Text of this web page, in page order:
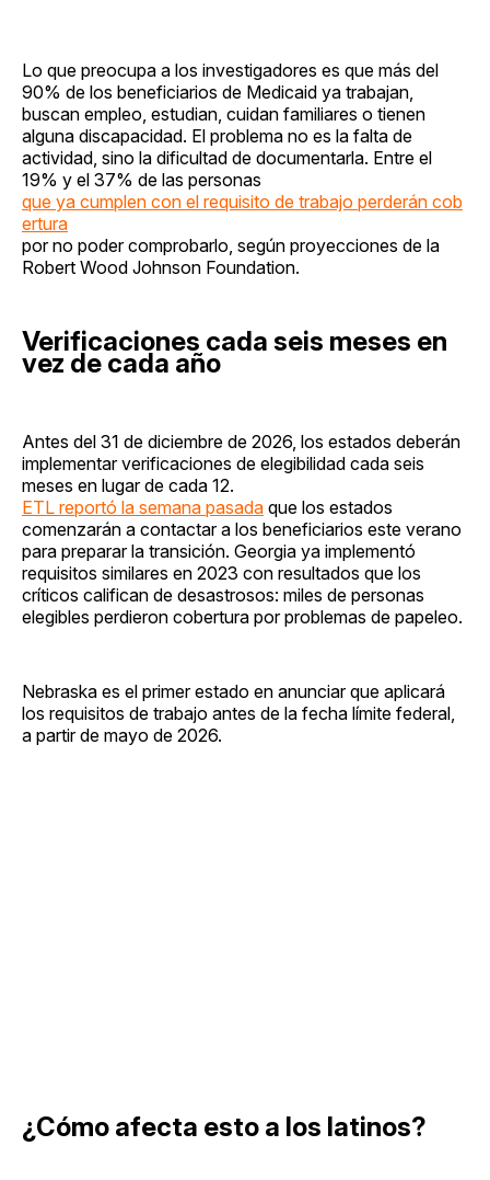
Lo que preocupa a los investigadores es que más del
90% de los beneficiarios de Medicaid ya trabajan,
buscan empleo, estudian, cuidan familiares o tienen
alguna discapacidad. El problema no es la falta de
actividad, sino la dificultad de documentarla. Entre el
19% y el 37% de las personas
que ya cumplen con el requisito de trabajo perderán cob
ertura
por no poder comprobarlo, según proyecciones de la
Robert Wood Johnson Foundation.
Verificaciones cada seis meses en
vez de cada año
Antes del 31 de diciembre de 2026, los estados deberán
implementar verificaciones de elegibilidad cada seis
meses en lugar de cada 12.
ETL reportó la semana pasada que los estados
comenzarán a contactar a los beneficiarios este verano
para preparar la transición. Georgia ya implementó
requisitos similares en 2023 con resultados que los
críticos califican de desastrosos: miles de personas
elegibles perdieron cobertura por problemas de papeleo.
Nebraska es el primer estado en anunciar que aplicará
los requisitos de trabajo antes de la fecha límite federal,
a partir de mayo de 2026.
¿Cómo afecta esto a los latinos?